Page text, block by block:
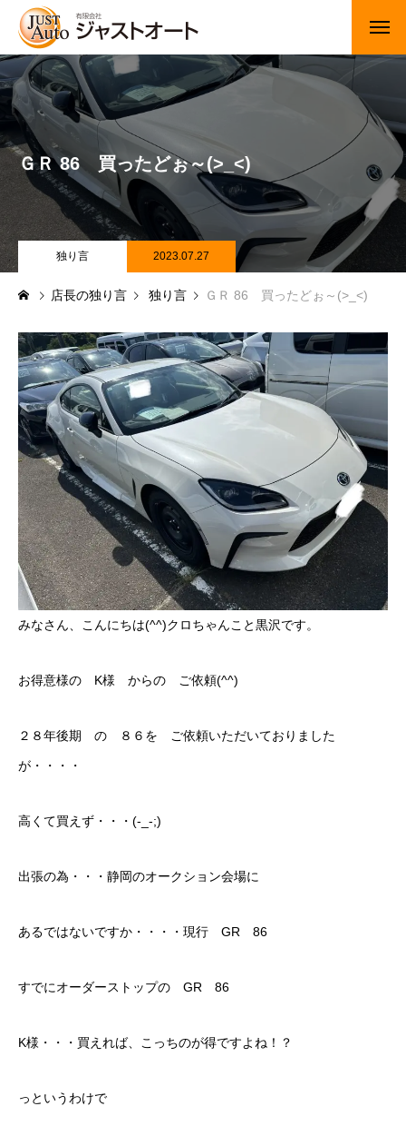
トップページ
新車
中古車・未使用車
JUジャナイト在庫情報
Gooネット在庫情報
カーセンサー在庫情報
車検・定期点検
整備・修理・板金・塗装
ボディコーティング・艶出し・磨き
部品の取り付け
各種作業料金
おすすめ
ボディコーティング・艶出し・磨き
よくある質問
オートローン
ご挨拶
ＧＲ 86 買ったどぉ～(>_<)
独り言 2023.07.27
店長の独り言 独り言 ＧＲ 86 買ったどぉ～(>_<)
みなさん、こんにちは(^^)クロちゃんこと黒沢です。
お得意様の K様 からの ご依頼(^^)
２８年後期 の ８６を ご依頼いただいておりました
が・・・・
高くて買えず・・・(-_-;)
出張の為・・・静岡のオークション会場に
あるではないですか・・・・現行 GR 86
すでにオーダーストップの GR 86
K様・・・買えれば、こっちのが得ですよね！？
っというわけで